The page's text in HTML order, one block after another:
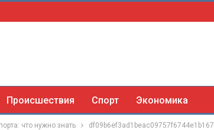
Происшествия Спорт Экономика
что нужно знать df09b6ef3ad1beac09757f6744e1b167